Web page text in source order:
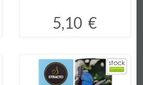
5,10 €
Comprar